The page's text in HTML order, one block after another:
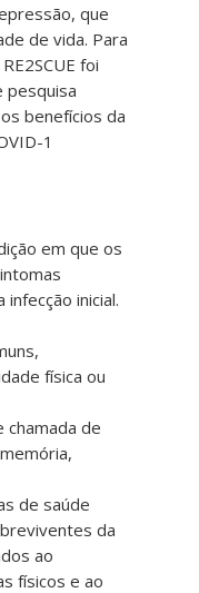
que
de vida. Para
foi
pesquisa
benefícios da
1
em que os
inicial.
física ou
chamada de
de saúde
da
ao
físicos e ao